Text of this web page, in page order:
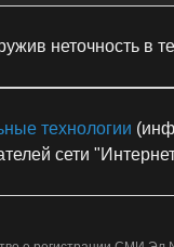
неточность в
технологии
сети